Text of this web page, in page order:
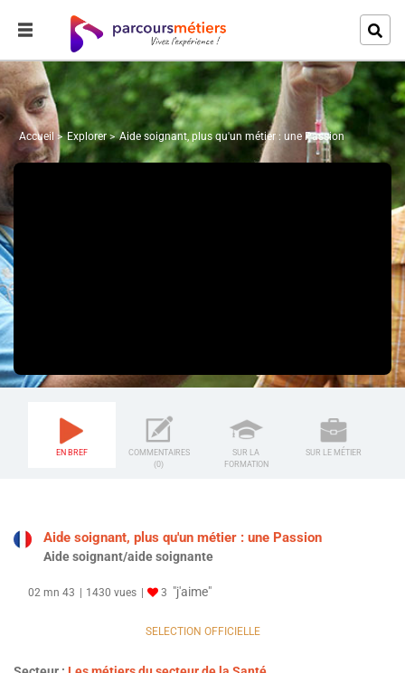
Accueil Explorer Aide soignant, plus qu'un métier : une Passion
EN BREF
COMMENTAIRES
(0)
SUR LA
FORMATION
SUR LE MÉTIER
Aide soignant, plus qu'un métier : une Passion
Aide soignant/aide soignante
02 mn 43 1430 vues 3 "j'aime"
SELECTION OFFICIELLE